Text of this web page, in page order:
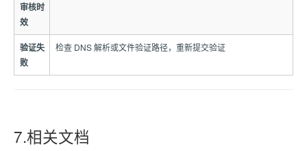
审核时
效
验证失
败
检查 DNS 解析或文件验证路径，重新提交验证
7.相关文档